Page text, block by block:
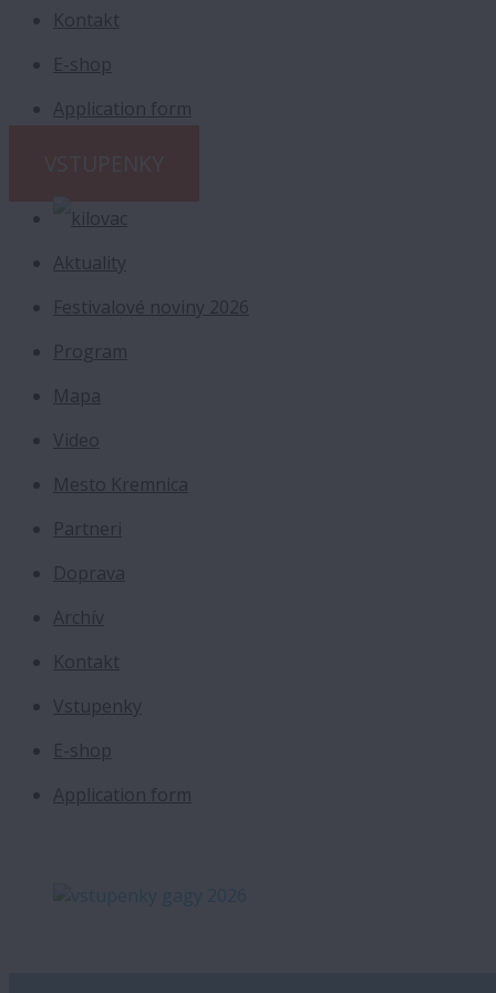
Kontakt
E-shop
Application form
Aktuality
Festivalové noviny 2026
Program
Mapa
Video
Mesto Kremnica
Partneri
Doprava
Archív
Kontakt
Vstupenky
E-shop
Application form